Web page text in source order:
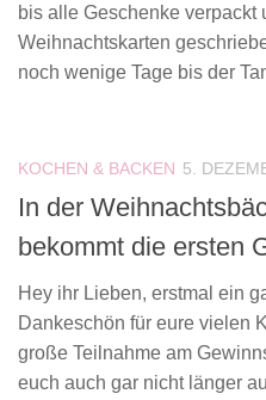
bis alle Geschenke verpackt
Weihnachtskarten
noch wenige Tage bis der
KOCHEN & BACKEN 5.
In der
bekommt die ersten
Hey ihr Lieben, erstmal ein
Dankeschön für eure vielen
große Teilnahme am
euch auch gar nicht länger